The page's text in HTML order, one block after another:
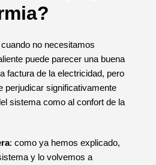
no necesitamos
puede parecer una buena
factura de la electricidad, pero
perjudicar significativamente
sistema como al confort de la
: como ya hemos explicado,
y lo volvemos a